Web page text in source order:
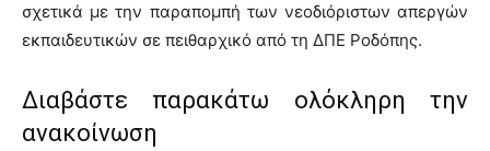
σχετικά με την παραπομπή των νεοδιόριστων απεργών
εκπαιδευτικών σε πειθαρχικό από τη ΔΠΕ Ροδόπης.
Διαβάστε παρακάτω ολόκληρη την
ανακοίνωση